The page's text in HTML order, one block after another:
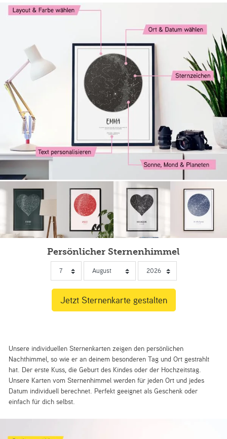
Persönlicher Sternenhimmel
Unsere individuellen Sternenkarten zeigen den persönlichen
Nachthimmel, so wie er an deinem besonderen Tag und Ort gestrahlt
hat. Der erste Kuss, die Geburt des Kindes oder der Hochzeitstag.
Unsere Karten vom Sternenhimmel werden für jeden Ort und jedes
Datum individuell berechnet. Perfekt geeignet als Geschenk oder
einfach für dich selbst.